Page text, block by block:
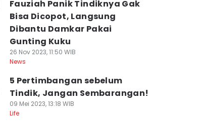
Fauziah Panik Tindiknya Gak
Bisa Dicopot, Langsung
Dibantu Damkar Pakai
Gunting Kuku
26 Nov 2023, 11:50 WIB
News
5 Pertimbangan sebelum
Tindik, Jangan Sembarangan!
09 Mei 2023, 13:18 WIB
Life